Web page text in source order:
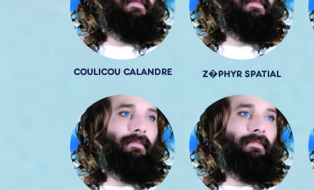
COULICOU CALANDRE Z�PHYR SPATIAL